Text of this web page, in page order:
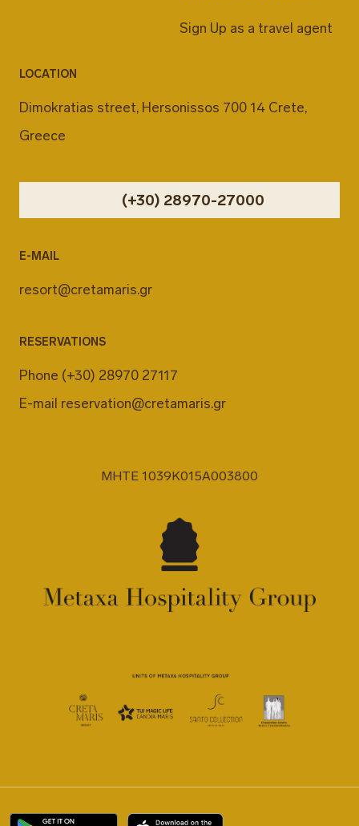
Sign Up as a travel agent
LOCATION
Dimokratias street, Hersonissos 700 14 Crete,
Greece
(+30) 28970-27000
E-MAIL
resort@cretamaris.gr
RESERVATIONS
Phone (+30) 28970 27117
E-mail reservation@cretamaris.gr
MHTE 1039K015A003800